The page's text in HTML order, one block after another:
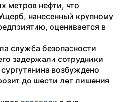
метров нефти, что
нанесенный крупному
оценивается в
служба безопасности
задержали сотрудники
возбуждено
до шести лет лишения